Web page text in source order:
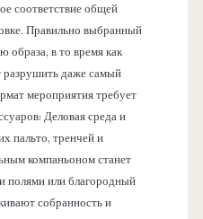
соответствие общей
Правильно выбранный
образа, в то время как
разрушить даже самый
мероприятия требует
Деловая среда и
пальто, тренчей и
компаньоном станет
полями или благородный
собранность и